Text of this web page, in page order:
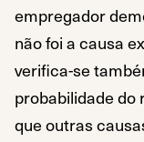
empregador
não foi a causa
verifica-se
probabilidade do
que outras